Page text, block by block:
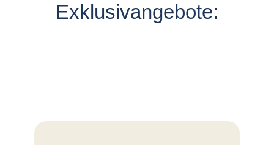
Exklusivangebote: